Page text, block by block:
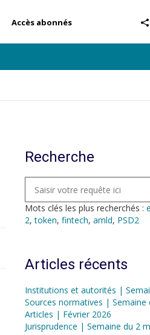
Accès abonnés
Recherche
Mots clés les plus recherchés :
2,token, fintech, amld, PSD2
Articles récents
Institutions et autorités |
Sources normatives | Semaine
Articles | Février 2026
Jurisprudence | Semaine du 2